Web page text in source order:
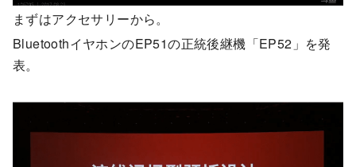
まずはアクセサリーから。
BluetoothイヤホンのEP51の正統後継機「EP52」を発
表。